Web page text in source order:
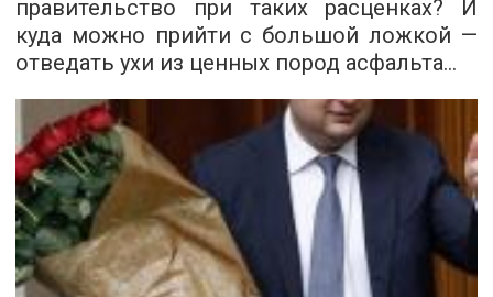
правительство при таких расценках? И
куда можно прийти с большой ложкой —
отведать ухи из ценных пород асфальта…